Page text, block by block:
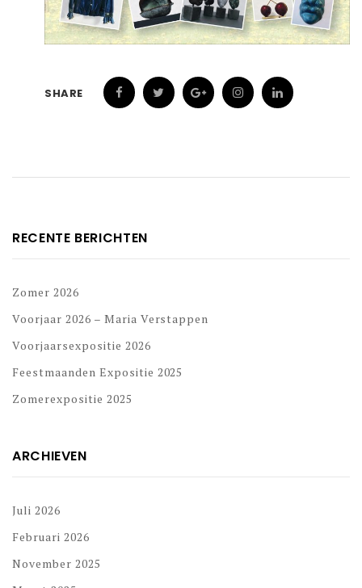
SHARE
RECENTE BERICHTEN
Zomer 2026
Voorjaar 2026 – Maria Verstappen
Voorjaarsexpositie 2026
Feestmaanden Expositie 2025
Zomerexpositie 2025
ARCHIEVEN
Juli 2026
Februari 2026
November 2025